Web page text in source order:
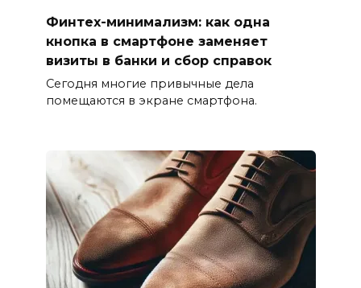
Финтех-минимализм: как одна
кнопка в смартфоне заменяет
визиты в банки и сбор справок
Сегодня многие привычные дела
помещаются в экране смартфона.